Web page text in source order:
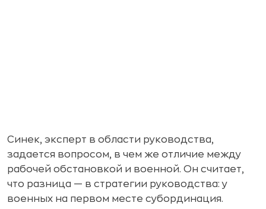
Синек, эксперт в области руководства,
задается вопросом, в чем же отличие между
рабочей обстановкой и военной. Он считает,
что разница — в стратегии руководства: у
военных на первом месте субординация.